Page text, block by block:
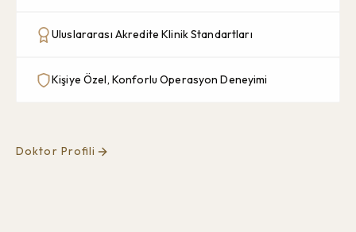
Uluslararası Akredite Klinik Standartları
Kişiye Özel, Konforlu Operasyon Deneyimi
Doktor Profili